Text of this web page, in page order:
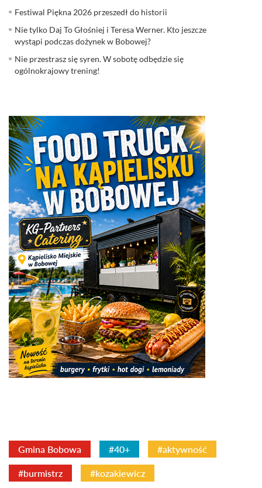
Festiwal Piękna 2026 przeszedł do historii
Nie tylko Daj To Głośniej i Teresa Werner. Kto jeszcze
wystąpi podczas dożynek w Bobowej?
Nie przestrasz się syren. W sobotę odbędzie się
ogólnokrajowy trening!
Gmina Bobowa #40+ #aktywność
#burmistrz #kozakiewicz